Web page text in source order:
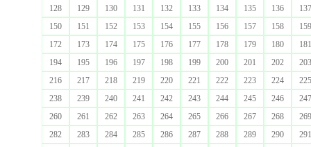
128
129 130 131 132 133 134 135 136
137
150
151 152 153 154 155 156 157 158
159
172
173 174 175 176 177 178 179 180
181
194
195 196 197 198 199 200 201 202
203
216
217 218 219 220 221 222 223 224
225
238
239 240 241 242 243 244 245 246
247
260
261 262 263 264 265 266 267 268
269
282
283 284 285 286 287 288 289 290
291